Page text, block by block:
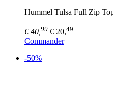
Hummel Tulsa Full Zip
€ 40, 99 € 20,49
Commander
-50%